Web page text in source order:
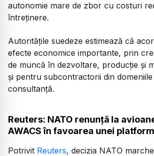
autonomie mare de zbor cu costuri
întreținere.
Autoritățile suedeze estimează că
efecte economice importante, prin
de muncă în dezvoltare, producție și
și pentru subcontractorii din
consultanță.
Reuters: NATO renunță la
AWACS în favoarea unei
Potrivit Reuters, decizia NATO